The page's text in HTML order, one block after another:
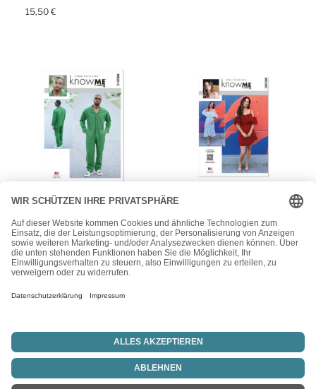
15,50€
knowME
knowME Schnittmuster –
ME2012 – Herrenoverall,
lässig, sportlich
15,50
McCall's
knowME Schnittmuster –
ME2067 – Trägerkleid
mit Carmenausschnitt
Vertrag widerrufen